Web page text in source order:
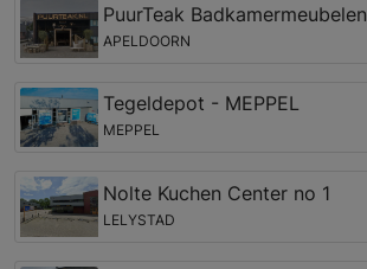
PuurTeak Badkamermeubelen
APELDOORN
Tegeldepot - MEPPEL
MEPPEL
Nolte Kuchen Center no 1
LELYSTAD